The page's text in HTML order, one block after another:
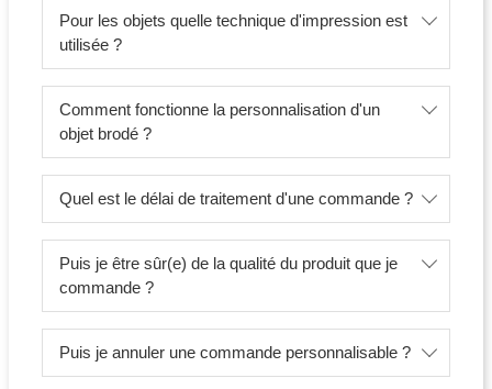
Pour les objets quelle technique d'impression est
utilisée ?
Comment fonctionne la personnalisation d'un
objet brodé ?
Quel est le délai de traitement d'une commande ?
Puis je être sûr(e) de la qualité du produit que je
commande ?
Puis je annuler une commande personnalisable ?